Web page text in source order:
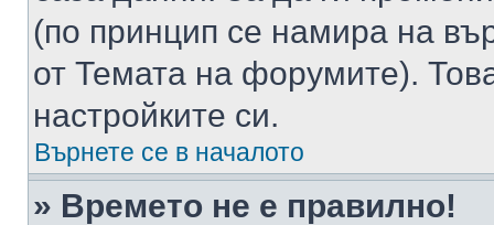
(по принцип се намира на
от Темата на форумите).
настройките си.
Върнете се в началото
» Времето не е правилно!